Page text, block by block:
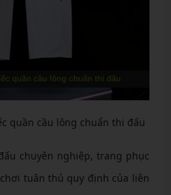
quần cầu lông chuẩn thi đấu
chuyên nghiệp, trang phục
tuân thủ quy định của liên